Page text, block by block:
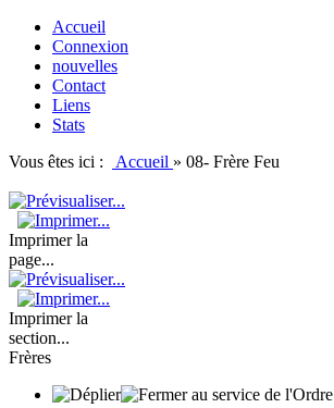
Accueil
Connexion
nouvelles
Contact
Liens
Stats
Vous êtes ici :
Accueil » 08- Frère Feu
Imprimer la
page...
Imprimer la
section...
Frères
au service de l'Ordre